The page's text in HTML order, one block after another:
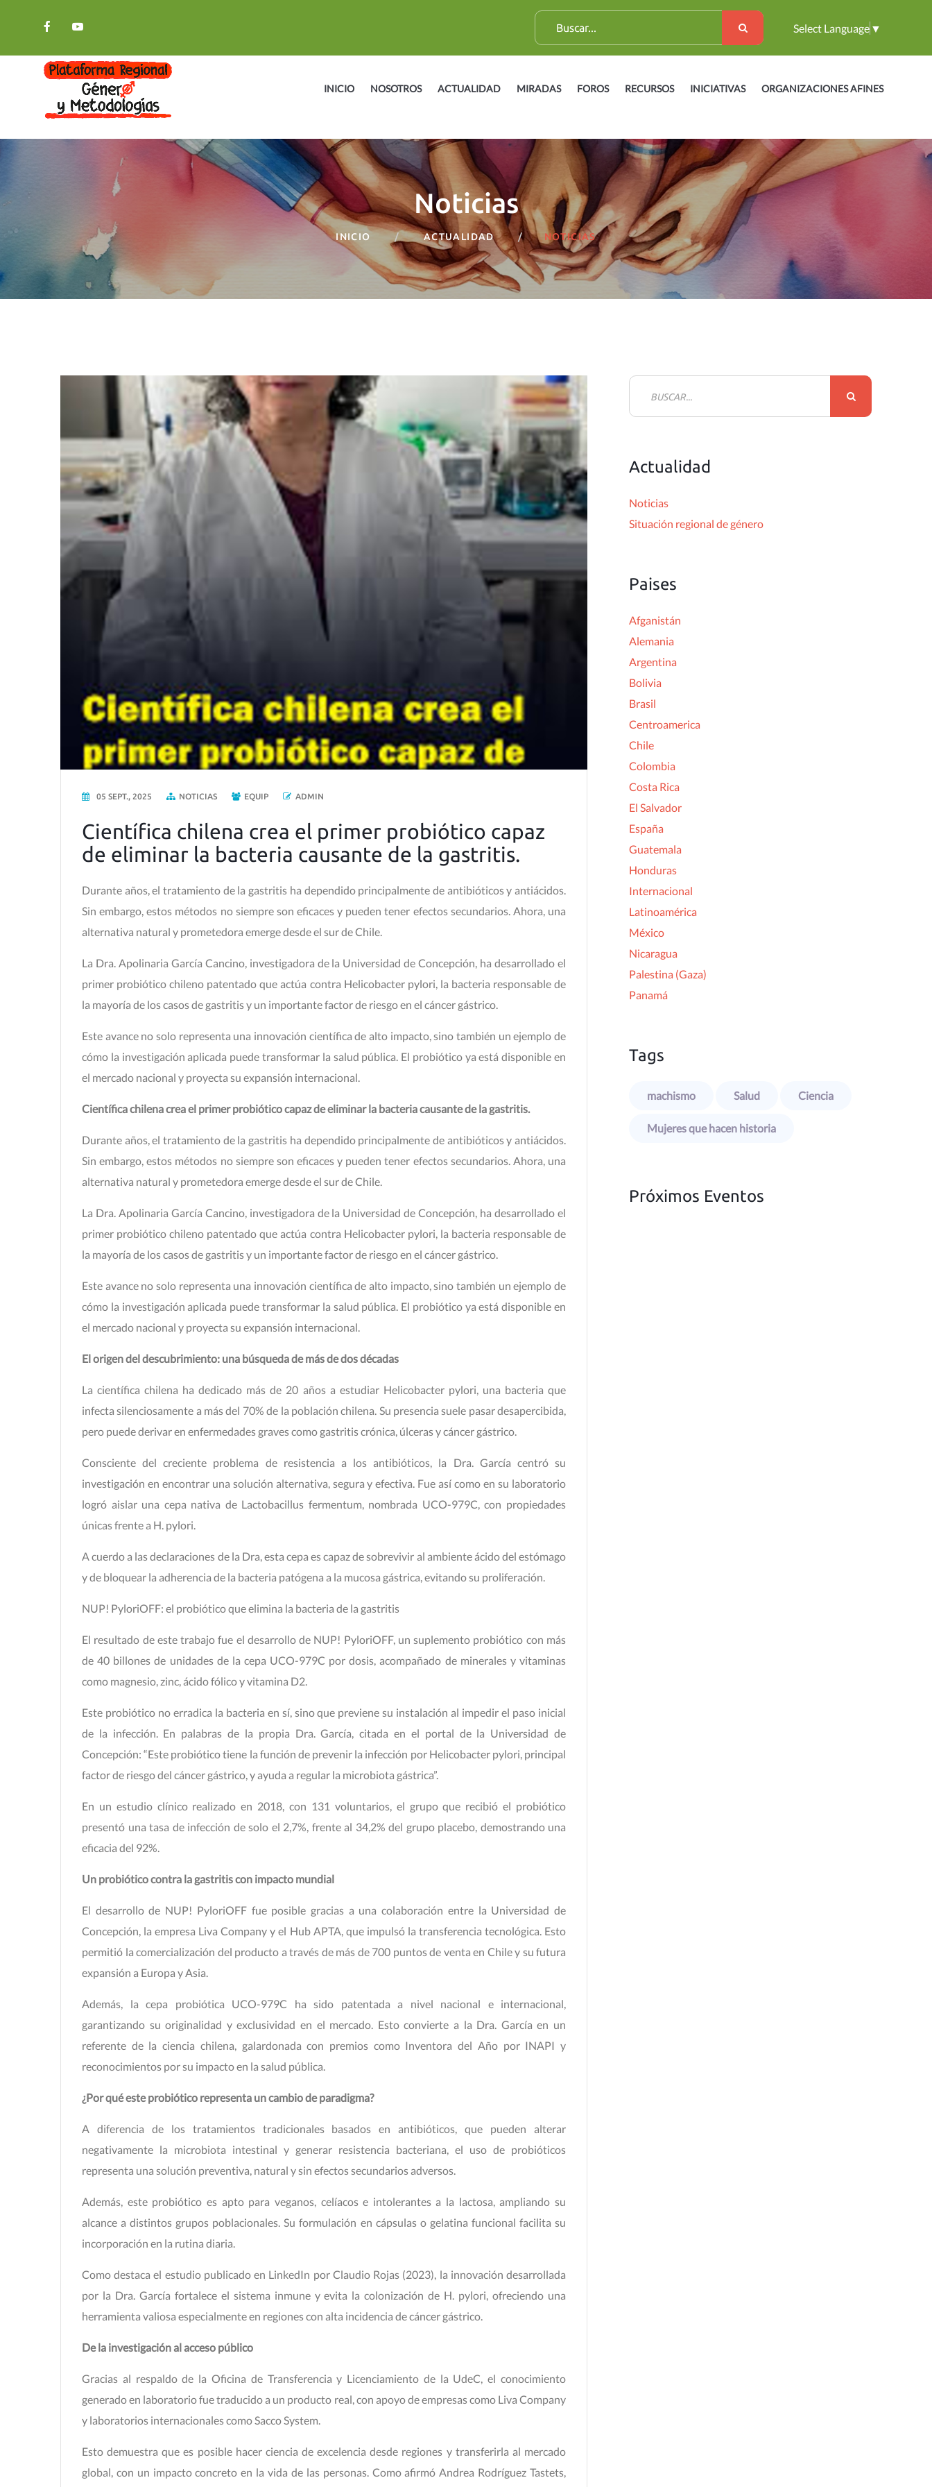
B
u
c
:
Select Language ▼
INICIO NOSOTROS ACTUALIDAD MIRADAS FOROS RECURSOS INICIATIVAS ORGANIZACIONES AFINES
Noticias
INICIO ACTUALIDAD NOTICIAS
05 SEPT., 2025 NOTICIAS EQUIP ADMIN
Científica chilena crea el primer probiótico capaz
de eliminar la bacteria causante de la gastritis.
Durante años, el tratamiento de la gastritis ha dependido principalmente de antibióticos y antiácidos.
Sin embargo, estos métodos no siempre son eficaces y pueden tener efectos secundarios. Ahora, una
alternativa natural y prometedora emerge desde el sur de Chile.
La Dra. Apolinaria García Cancino, investigadora de la Universidad de Concepción, ha desarrollado el
primer probiótico chileno patentado que actúa contra Helicobacter pylori, la bacteria responsable de
la mayoría de los casos de gastritis y un importante factor de riesgo en el cáncer gástrico.
Este avance no solo representa una innovación científica de alto impacto, sino también un ejemplo de
cómo la investigación aplicada puede transformar la salud pública. El probiótico ya está disponible en
el mercado nacional y proyecta su expansión internacional.
Científica chilena crea el primer probiótico capaz de eliminar la bacteria causante de la gastritis.
Durante años, el tratamiento de la gastritis ha dependido principalmente de antibióticos y antiácidos.
Sin embargo, estos métodos no siempre son eficaces y pueden tener efectos secundarios. Ahora, una
alternativa natural y prometedora emerge desde el sur de Chile.
La Dra. Apolinaria García Cancino, investigadora de la Universidad de Concepción, ha desarrollado el
primer probiótico chileno patentado que actúa contra Helicobacter pylori, la bacteria responsable de
la mayoría de los casos de gastritis y un importante factor de riesgo en el cáncer gástrico.
Este avance no solo representa una innovación científica de alto impacto, sino también un ejemplo de
cómo la investigación aplicada puede transformar la salud pública. El probiótico ya está disponible en
el mercado nacional y proyecta su expansión internacional.
El origen del descubrimiento: una búsqueda de más de dos décadas
La científica chilena ha dedicado más de 20 años a estudiar Helicobacter pylori, una bacteria que
infecta silenciosamente a más del 70% de la población chilena. Su presencia suele pasar desapercibida,
pero puede derivar en enfermedades graves como gastritis crónica, úlceras y cáncer gástrico.
Consciente del creciente problema de resistencia a los antibióticos, la Dra. García centró su
investigación en encontrar una solución alternativa, segura y efectiva. Fue así como en su laboratorio
logró aislar una cepa nativa de Lactobacillus fermentum, nombrada UCO-979C, con propiedades
únicas frente a H. pylori.
A cuerdo a las declaraciones de la Dra, esta cepa es capaz de sobrevivir al ambiente ácido del estómago
y de bloquear la adherencia de la bacteria patógena a la mucosa gástrica, evitando su proliferación.
NUP! PyloriOFF: el probiótico que elimina la bacteria de la gastritis
El resultado de este trabajo fue el desarrollo de NUP! PyloriOFF, un suplemento probiótico con más
de 40 billones de unidades de la cepa UCO-979C por dosis, acompañado de minerales y vitaminas
como magnesio, zinc, ácido fólico y vitamina D2.
Este probiótico no erradica la bacteria en sí, sino que previene su instalación al impedir el paso inicial
de la infección. En palabras de la propia Dra. García, citada en el portal de la Universidad de
Concepción: “Este probiótico tiene la función de prevenir la infección por Helicobacter pylori, principal
factor de riesgo del cáncer gástrico, y ayuda a regular la microbiota gástrica”.
En un estudio clínico realizado en 2018, con 131 voluntarios, el grupo que recibió el probiótico
presentó una tasa de infección de solo el 2,7%, frente al 34,2% del grupo placebo, demostrando una
eficacia del 92%.
Un probiótico contra la gastritis con impacto mundial
El desarrollo de NUP! PyloriOFF fue posible gracias a una colaboración entre la Universidad de
Concepción, la empresa Liva Company y el Hub APTA, que impulsó la transferencia tecnológica. Esto
permitió la comercialización del producto a través de más de 700 puntos de venta en Chile y su futura
expansión a Europa y Asia.
Además, la cepa probiótica UCO-979C ha sido patentada a nivel nacional e internacional,
garantizando su originalidad y exclusividad en el mercado. Esto convierte a la Dra. García en un
referente de la ciencia chilena, galardonada con premios como Inventora del Año por INAPI y
reconocimientos por su impacto en la salud pública.
¿Por qué este probiótico representa un cambio de paradigma?
A diferencia de los tratamientos tradicionales basados en antibióticos, que pueden alterar
negativamente la microbiota intestinal y generar resistencia bacteriana, el uso de probióticos
representa una solución preventiva, natural y sin efectos secundarios adversos.
Además, este probiótico es apto para veganos, celíacos e intolerantes a la lactosa, ampliando su
alcance a distintos grupos poblacionales. Su formulación en cápsulas o gelatina funcional facilita su
incorporación en la rutina diaria.
Como destaca el estudio publicado en LinkedIn por Claudio Rojas (2023), la innovación desarrollada
por la Dra. García fortalece el sistema inmune y evita la colonización de H. pylori, ofreciendo una
herramienta valiosa especialmente en regiones con alta incidencia de cáncer gástrico.
De la investigación al acceso público
Gracias al respaldo de la Oficina de Transferencia y Licenciamiento de la UdeC, el conocimiento
generado en laboratorio fue traducido a un producto real, con apoyo de empresas como Liva Company
y laboratorios internacionales como Sacco System.
Esto demuestra que es posible hacer ciencia de excelencia desde regiones y transferirla al mercado
global, con un impacto concreto en la vida de las personas. Como afirmó Andrea Rodríguez Tastets,
B
a
:
Actualidad
Noticias
Situación regional de género
Paises
Afganistán
Alemania
Argentina
Bolivia
Brasil
Centroamerica
Chile
Colombia
Costa Rica
El Salvador
España
Guatemala
Honduras
Internacional
Latinoamérica
México
Nicaragua
Palestina (Gaza)
Panamá
Tags
machismo Salud Ciencia
Mujeres que hacen historia
Próximos Eventos